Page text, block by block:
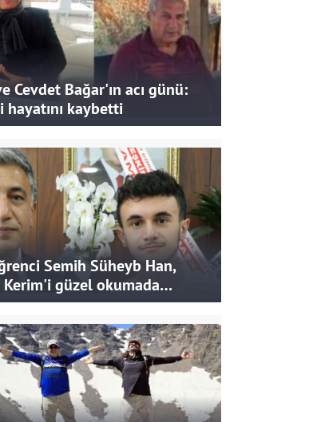
Cevdet Bağar'ın acı günü:
hayatını kaybetti
Semih Süheyb Han,
Kerim'i güzel okumada
oldu